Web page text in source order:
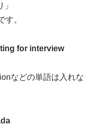
。
for interview
などの単語は入れな